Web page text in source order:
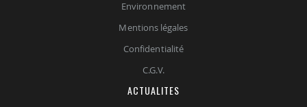
Environnement
Mentions légales
Confidentialité
C.G.V.
ACTUALITES